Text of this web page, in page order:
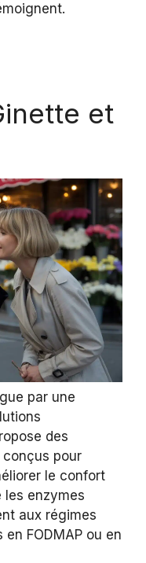
et
par une
des
conçus pour
le confort
les enzymes
aux régimes
FODMAP ou en